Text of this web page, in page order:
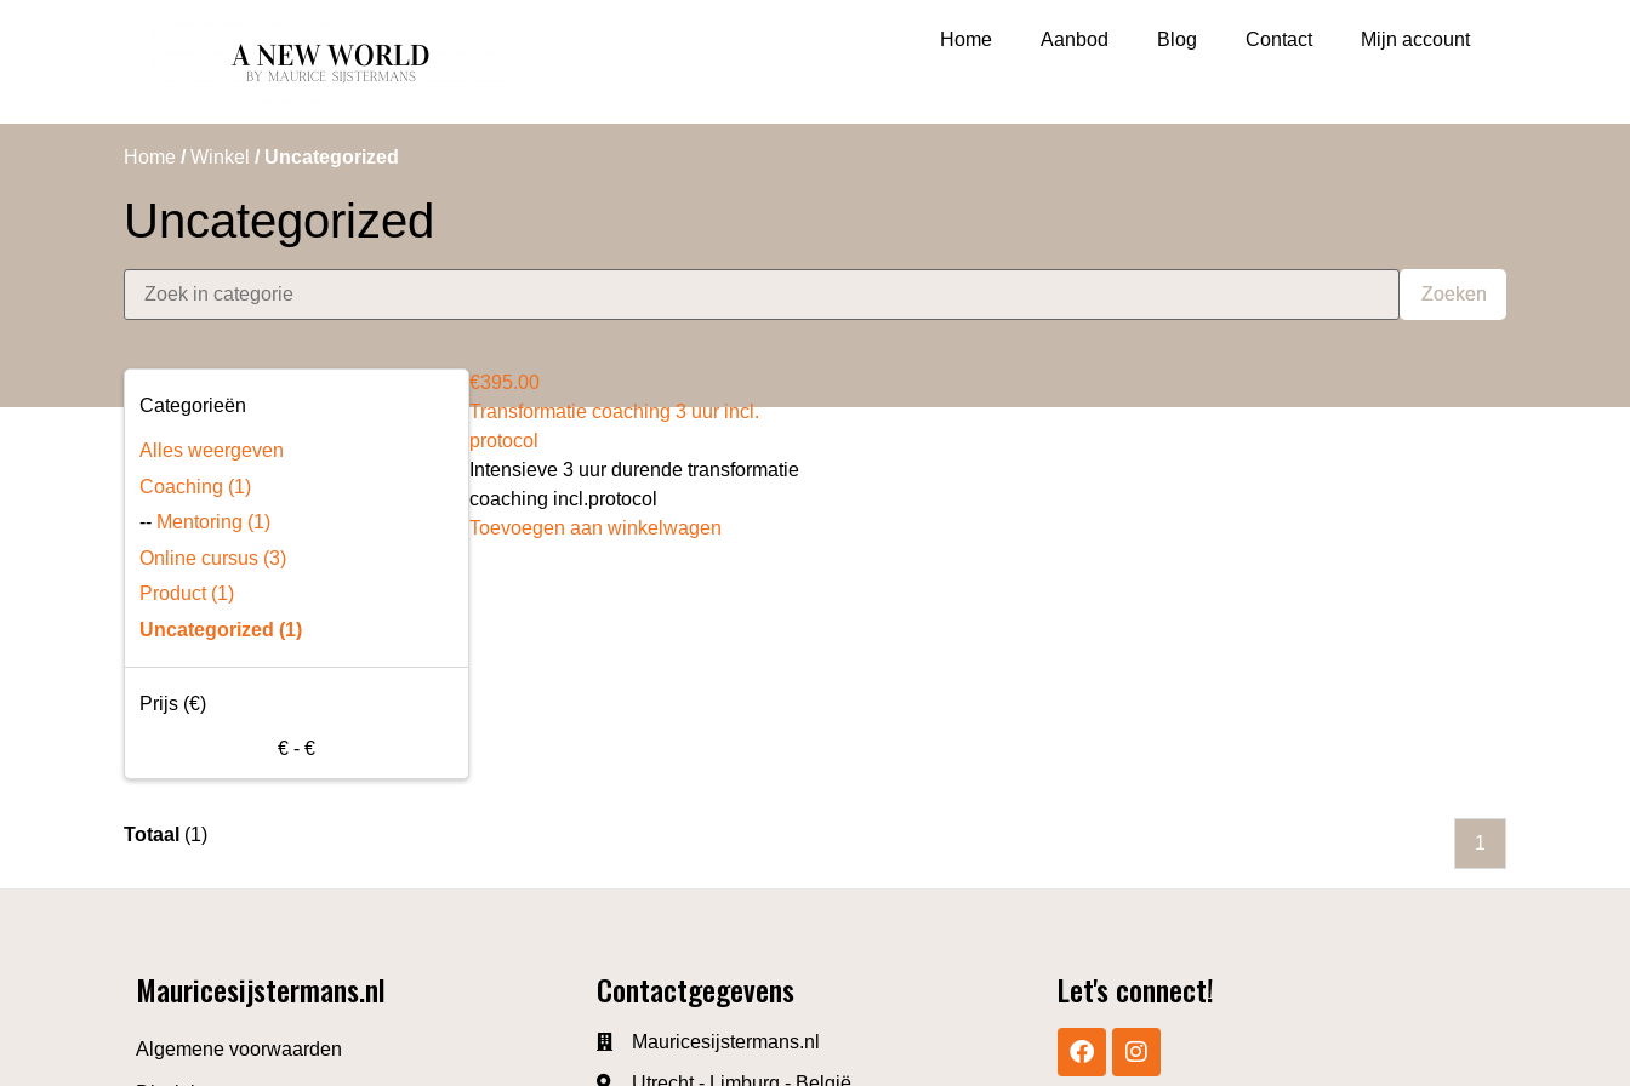
Home Aanbod Blog Contact Mijn account
Home / Winkel / Uncategorized
Uncategorized
Zoeken
Categorieën
Alles weergeven
Coaching (1)
-- Mentoring (1)
Online cursus (3)
Product (1)
Uncategorized (1)
Prijs (€)
€ - €
€395.00
Transformatie coaching 3 uur incl.
protocol
Intensieve 3 uur durende transformatie
coaching incl.protocol
Toevoegen aan winkelwagen
Totaal (1) 1
Mauricesijstermans.nl
Algemene voorwaarden
Contactgegevens
Mauricesijstermans.nl
Let's connect!